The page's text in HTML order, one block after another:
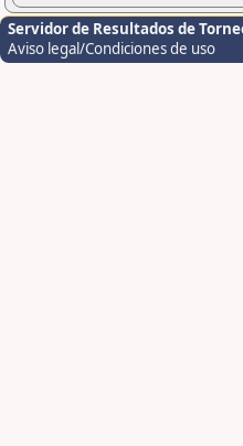
Servidor de Resultados de
Aviso legal/Condiciones de uso